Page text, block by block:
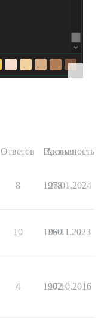
Ответов Просм.
Активность
8 1978
25.01.2024
10 1260
09.11.2023
4 1902
17.10.2016